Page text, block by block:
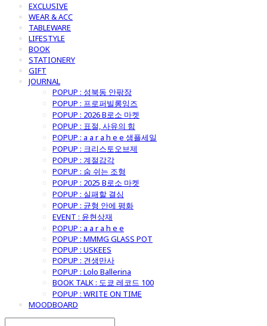
EXCLUSIVE
WEAR & ACC
TABLEWARE
LIFESTYLE
BOOK
STATIONERY
GIFT
JOURNAL
POPUP : 성북동 안팎장
POPUP : 프로퍼빌롱잉즈
POPUP : 2026 B로소 마켓
POPUP : 표절, 사유의 힘
POPUP : a a r a h e e 샘플세일
POPUP : 크리스토오브제
POPUP : 계절감각
POPUP : 숨 쉬는 조형
POPUP : 2025 B로소 마켓
POPUP : 실패할 결심
POPUP : 균형 안에 평화
EVENT : 윤현상재
POPUP : a a r a h e e
POPUP : MMMG GLASS POT
POPUP : USKEES
POPUP : 견생만사
POPUP : Lolo Ballerina
BOOK TALK : 도쿄 레코드 100
POPUP : WRITE ON TIME
MOODBOARD